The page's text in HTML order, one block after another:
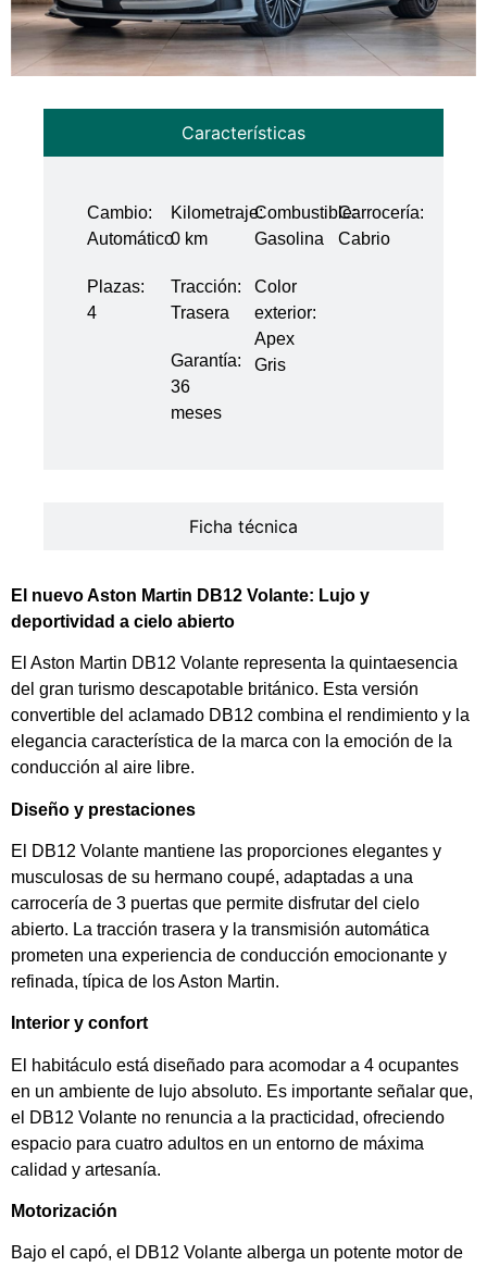
Características
Ficha técnica
Cambio:
Automático
Plazas:
4
Kilometraje:
0 km
Tracción:
Trasera
Garantía:
36
meses
Combustible:
Gasolina
Color
exterior:
Apex
Gris
Carrocería:
Cabrio
El nuevo Aston Martin DB12 Volante: Lujo y
deportividad a cielo abierto
El Aston Martin DB12 Volante representa la quintaesencia
del gran turismo descapotable británico. Esta versión
convertible del aclamado DB12 combina el rendimiento y la
elegancia característica de la marca con la emoción de la
conducción al aire libre.
Diseño y prestaciones
El DB12 Volante mantiene las proporciones elegantes y
musculosas de su hermano coupé, adaptadas a una
carrocería de 3 puertas que permite disfrutar del cielo
abierto. La tracción trasera y la transmisión automática
prometen una experiencia de conducción emocionante y
refinada, típica de los Aston Martin.
Interior y confort
El habitáculo está diseñado para acomodar a 4 ocupantes
en un ambiente de lujo absoluto. Es importante señalar que,
el DB12 Volante no renuncia a la practicidad, ofreciendo
espacio para cuatro adultos en un entorno de máxima
calidad y artesanía.
Motorización
Bajo el capó, el DB12 Volante alberga un potente motor de